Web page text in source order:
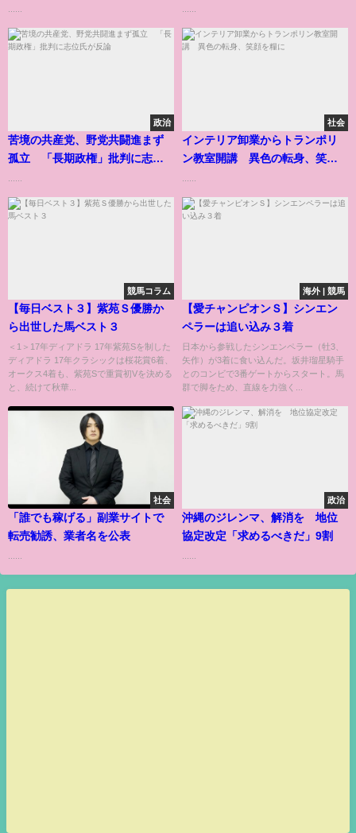
政治
苦境の共産党、野党共闘進まず
孤立 「長期政権」批判に志位
社会
インテリア卸業からトランポリ
ン教室開講 異色の転身、笑顔
競馬コラム
【毎日ベスト３】紫苑Ｓ優勝か
ら出世した馬ベスト３
＜1＞17年ディアドラ 17年紫苑Sを制した
ディアドラ 17年クラシックは桜花賞6着、
オークス4着も、紫苑Sで重賞初Vを決める
と、続けて秋華...
海外 | 競馬
【愛チャンピオンＳ】シンエン
ペラーは追い込み３着
日本から参戦したシンエンペラー（牡3、
矢作）が3着に食い込んだ。坂井瑠星騎手
とのコンビで3番ゲートからスタート。馬
群で脚をため、直線を力強く...
社会
「誰でも稼げる」副業サイトで
転売勧誘、業者名を公表
政治
沖縄のジレンマ、解消を 地位
協定改定「求めるべきだ」9割